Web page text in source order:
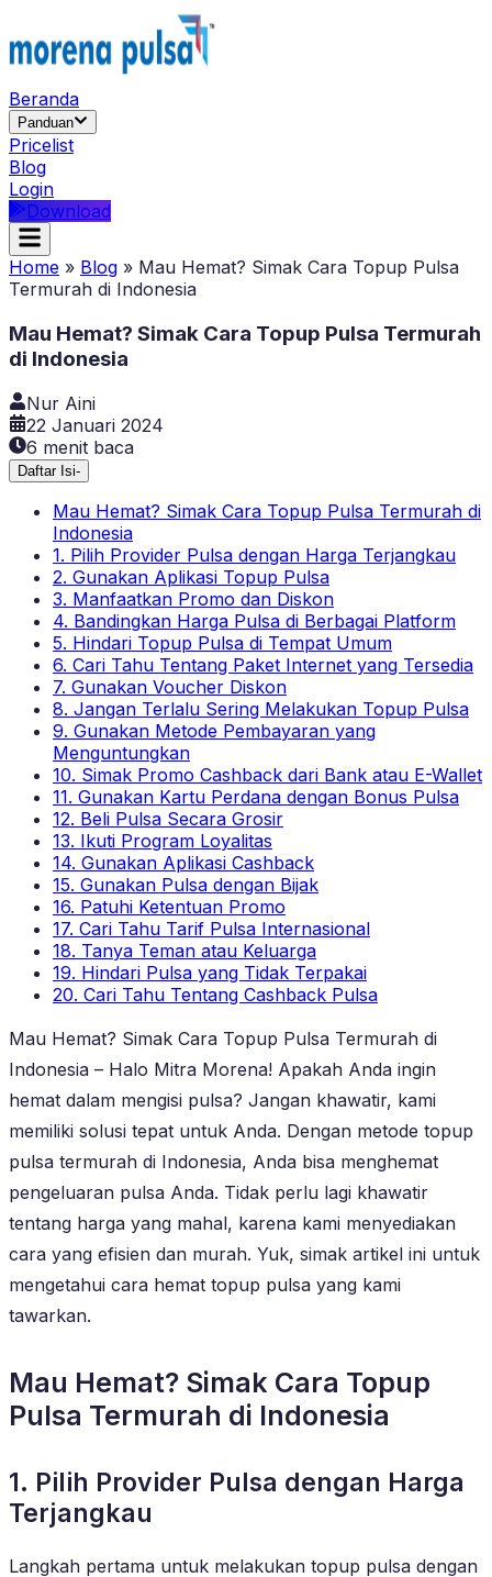
Beranda
Panduan
Pricelist
Blog
Login
Download
Home » Blog » Mau Hemat? Simak Cara Topup Pulsa
Termurah di Indonesia
Mau Hemat? Simak Cara Topup Pulsa Termurah
di Indonesia
Nur Aini
22 Januari 2024
6 menit baca
Daftar Isi-
Mau Hemat? Simak Cara Topup Pulsa Termurah di
Indonesia
1. Pilih Provider Pulsa dengan Harga Terjangkau
2. Gunakan Aplikasi Topup Pulsa
3. Manfaatkan Promo dan Diskon
4. Bandingkan Harga Pulsa di Berbagai Platform
5. Hindari Topup Pulsa di Tempat Umum
6. Cari Tahu Tentang Paket Internet yang Tersedia
7. Gunakan Voucher Diskon
8. Jangan Terlalu Sering Melakukan Topup Pulsa
9. Gunakan Metode Pembayaran yang
Menguntungkan
10. Simak Promo Cashback dari Bank atau E-Wallet
11. Gunakan Kartu Perdana dengan Bonus Pulsa
12. Beli Pulsa Secara Grosir
13. Ikuti Program Loyalitas
14. Gunakan Aplikasi Cashback
15. Gunakan Pulsa dengan Bijak
16. Patuhi Ketentuan Promo
17. Cari Tahu Tarif Pulsa Internasional
18. Tanya Teman atau Keluarga
19. Hindari Pulsa yang Tidak Terpakai
20. Cari Tahu Tentang Cashback Pulsa
Mau Hemat? Simak Cara Topup Pulsa Termurah di
Indonesia – Halo Mitra Morena! Apakah Anda ingin
hemat dalam mengisi pulsa? Jangan khawatir, kami
memiliki solusi tepat untuk Anda. Dengan metode topup
pulsa termurah di Indonesia, Anda bisa menghemat
pengeluaran pulsa Anda. Tidak perlu lagi khawatir
tentang harga yang mahal, karena kami menyediakan
cara yang efisien dan murah. Yuk, simak artikel ini untuk
mengetahui cara hemat topup pulsa yang kami
tawarkan.
Mau Hemat? Simak Cara Topup
Pulsa Termurah di Indonesia
1. Pilih Provider Pulsa dengan Harga
Terjangkau
Langkah pertama untuk melakukan topup pulsa dengan